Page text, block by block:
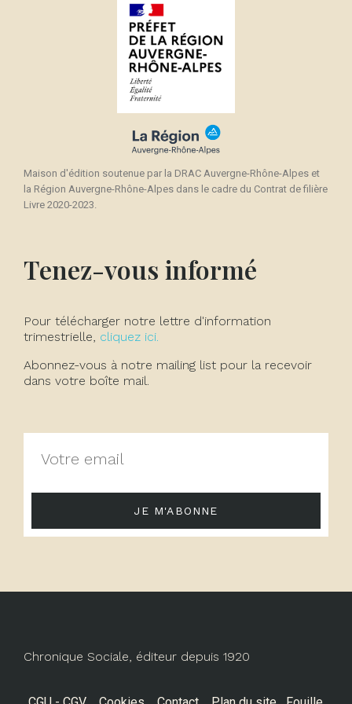
Maison d'édition soutenue par la DRAC Auvergne-Rhône-Alpes et
la Région Auvergne-Rhône-Alpes dans le cadre du Contrat de filière
Livre 2020-2023.
Tenez-vous informé
Pour télécharger notre lettre d'information
trimestrielle, cliquez ici.
Abonnez-vous à notre mailing list pour la recevoir
dans votre boîte mail.
JE M'ABONNE
Chronique Sociale, éditeur depuis 1920